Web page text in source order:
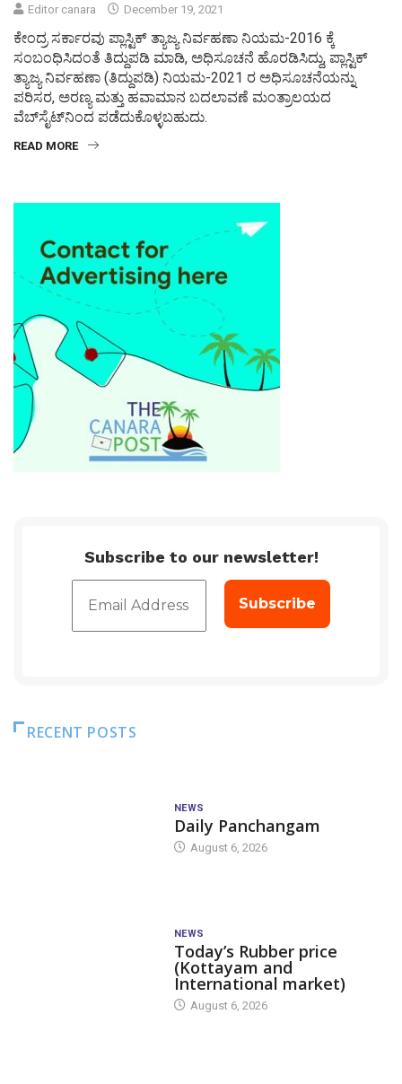
Editor canara December 19, 2021
ಕೇಂದ್ರ ಸರ್ಕಾರವು ಪ್ಲಾಸ್ಟಿಕ್ ತ್ಯಾಜ್ಯ ನಿರ್ವಹಣಾ ನಿಯಮ-2016 ಕ್ಕೆ
ಸಂಬಂಧಿಸಿದಂತೆ ತಿದ್ದುಪಡಿ ಮಾಡಿ, ಅಧಿಸೂಚನೆ ಹೊರಡಿಸಿದ್ದು, ಪ್ಲಾಸ್ಟಿಕ್
ತ್ಯಾಜ್ಯ ನಿರ್ವಹಣಾ (ತಿದ್ದುಪಡಿ) ನಿಯಮ-2021 ರ ಅಧಿಸೂಚನೆಯನ್ನು
ಪರಿಸರ, ಅರಣ್ಯ ಮತ್ತು ಹವಾಮಾನ ಬದಲಾವಣೆ ಮಂತ್ರಾಲಯದ
ವೆಬ್‌ಸೈಟ್‌ನಿಂದ ಪಡೆದುಕೊಳ್ಳಬಹುದು.
READ MORE
Subscribe to our newsletter!
RECENT POSTS
NEWS
Daily Panchangam
August 6, 2026
NEWS
Today’s Rubber price
(Kottayam and
International market)
August 6, 2026